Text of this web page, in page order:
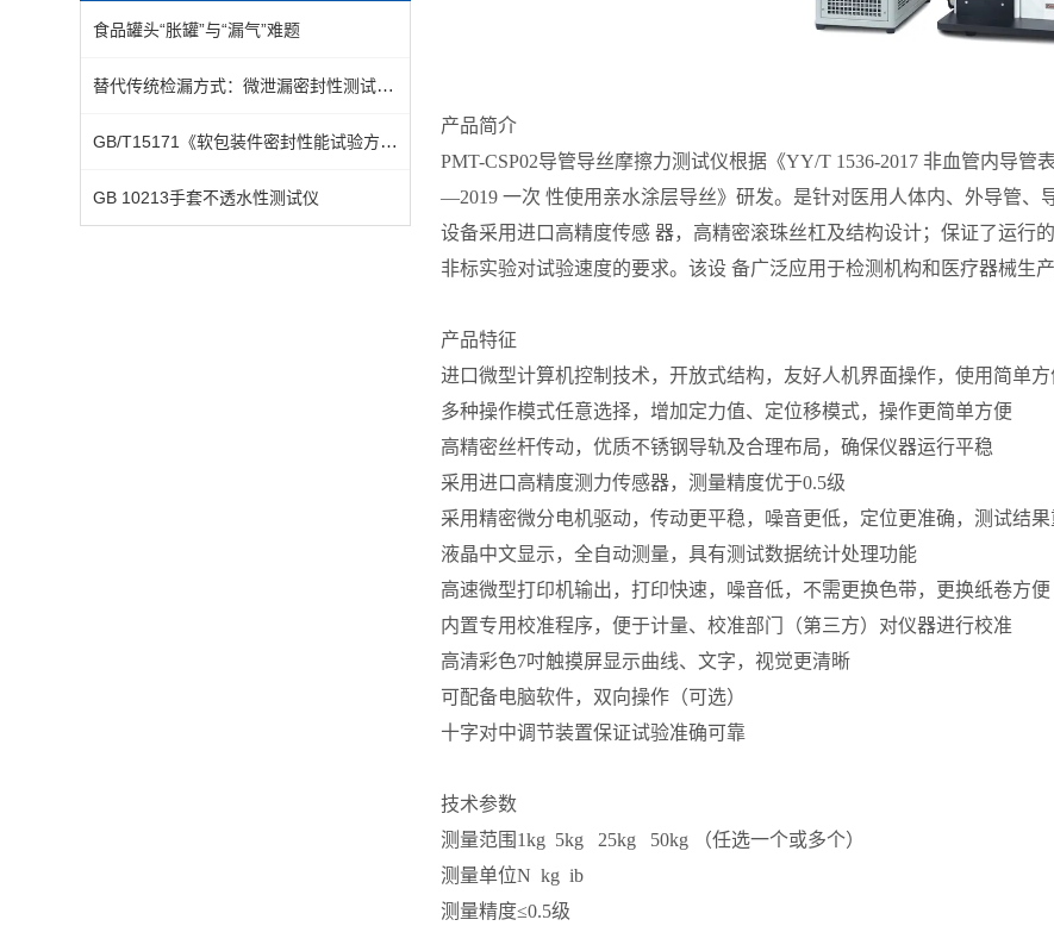
食品罐头“胀罐”与“漏气”难题
替代传统检漏方式：微泄漏密封性测试仪的高效精准优势，助力制造业提升品控效率与产品可靠性
GB/T15171《软包装件密封性能试验方法》
GB 10213手套不透水性测试仪
产品简介
PMT-CSP02导管导丝摩擦力测试仪根据《YY/T 1536-2017 非血管内导
—2019 一次 性使用亲水涂层导丝》研发。是针对医用人体内、外导管、
设备采用进口高精度传感 器，高精密滚珠丝杠及结构设计；保证了运行
非标实验对试验速度的要求。该设 备广泛应用于检测机构和医疗器械生产
产品特征
进口微型计算机控制技术，开放式结构，友好人机界面操作，使用简单方
多种操作模式任意选择，增加定力值、定位移模式，操作更简单方便
高精密丝杆传动，优质不锈钢导轨及合理布局，确保仪器运行平稳
采用进口高精度测力传感器，测量精度优于0.5级
采用精密微分电机驱动，传动更平稳，噪音更低，定位更准确，测试结
液晶中文显示，全自动测量，具有测试数据统计处理功能
高速微型打印机输出，打印快速，噪音低，不需更换色带，更换纸卷方便
内置专用校准程序，便于计量、校准部门（第三方）对仪器进行校准
高清彩色7吋触摸屏显示曲线、文字，视觉更清晰
可配备电脑软件，双向操作（可选）
十字对中调节装置保证试验准确可靠
技术参数
测量范围 1kg 5kg 25kg 50kg （任选一个或多个）
测量单位N kg ib
测量精度≤0.5级